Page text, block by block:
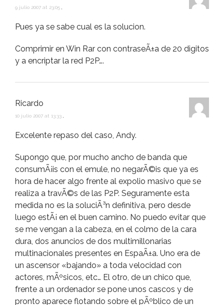
9 julio 2007 at 23:05
Pues ya se sabe cual es la solucion.
Comprimir en Win Rar con contraseÃ±a de 20 digitos
y a encriptar la red P2P….
Ricardo
10 julio 2007 at 13:33
Excelente repaso del caso, Andy.
Supongo que, por mucho ancho de banda que
consumÃ¡is con el emule, no negarÃ©is que ya es
hora de hacer algo frente al expolio masivo que se
realiza a travÃ©s de las P2P. Seguramente esta
medida no es la soluciÃ³n definitiva, pero desde
luego estÃ¡ en el buen camino. No puedo evitar que
se me vengan a la cabeza, en el colmo de la cara
dura, dos anuncios de dos multimillonarias
multinacionales presentes en EspaÃ±a. Uno era de
un ascensor «bajando» a toda velocidad con
actores, mÃºsicos, etc… El otro, de un chico que,
frente a un ordenador se pone unos cascos y de
pronto aparece flotando sobre el pÃºblico de un